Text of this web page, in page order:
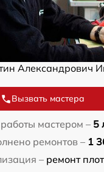
Александрович
Вызвать мастера
мастером – 5
ремонтов – 1
– ремонт